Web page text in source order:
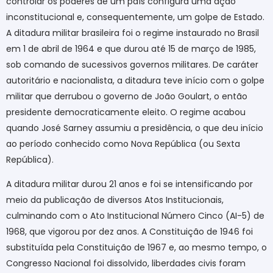
inconstitucional e, consequentemente, um golpe de Estado.
A ditadura militar brasileira foi o regime instaurado no Brasil
em 1 de abril de 1964 e que durou até 15 de março de 1985,
sob comando de sucessivos governos militares. De caráter
autoritário e nacionalista, a ditadura teve início com o golpe
militar que derrubou o governo de João Goulart, o então
presidente democraticamente eleito. O regime acabou
quando José Sarney assumiu a presidência, o que deu início
ao período conhecido como Nova República (ou Sexta
República).
A ditadura militar durou 21 anos e foi se intensificando por
meio da publicação de diversos Atos Institucionais,
culminando com o Ato Institucional Número Cinco (AI-5) de
1968, que vigorou por dez anos. A Constituição de 1946 foi
substituída pela Constituição de 1967 e, ao mesmo tempo, o
Congresso Nacional foi dissolvido, liberdades civis foram